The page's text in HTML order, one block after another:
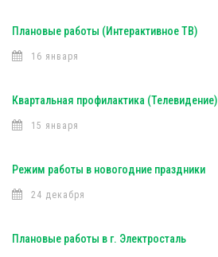
Плановые работы (Интерактивное ТВ)
16 января
Квартальная профилактика (Телевидение)
15 января
Режим работы в новогодние праздники
24 декабря
Плановые работы в г. Электросталь